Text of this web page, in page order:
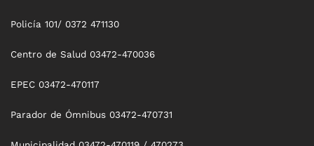
Policía 101/ 0372 471130
Centro de Salud 03472-470036
EPEC 03472-470117
Parador de Ómnibus 03472-470731